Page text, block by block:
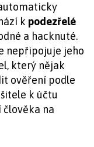
k podezřelé
a hacknuté.
nepřipojuje jeho
který nějak
ověření podle
k účtu
člověka na